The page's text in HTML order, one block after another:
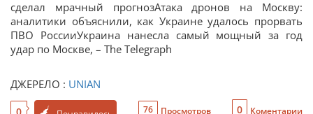
сделал мрачный прогнозАтака дронов на Москву:
аналитики объяснили, как Украине удалось прорвать
ПВО РоссииУкраина нанесла самый мощный за год
удар по Москве, – The Telegraph
ДЖЕРЕЛО : UNIAN
0 76 Просмотров 0 Коментарии